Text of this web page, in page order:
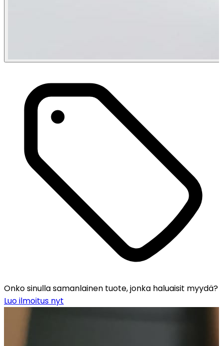
Onko sinulla samanlainen tuote, jonka haluaisit myydä?
Luo ilmoitus nyt